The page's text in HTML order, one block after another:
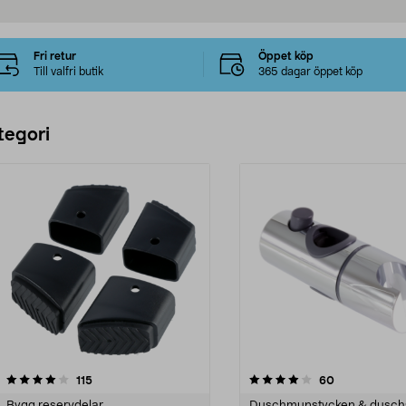
Fri retur
Till valfri butik
Öppet köp
365 dagar öppet köp
115recensioner
4.0 av 5 stjärnor 60recensioner
4.5 av 5 stjärnor